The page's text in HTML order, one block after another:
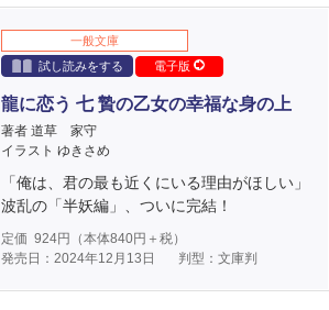
一般文庫
試し読みをする
電子版
龍に恋う 七 贄の乙女の幸福な身の上
著者 道草 家守
イラスト ゆきさめ
「俺は、君の最も近くにいる理由がほしい」
波乱の「半妖編」、ついに完結！
定価 924円（本体840円＋税）
発売日：2024年12月13日
判型：文庫判